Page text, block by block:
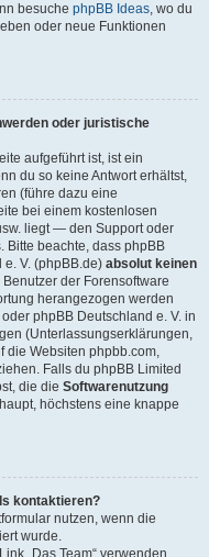
besuche phpBB Ideas, wo du
oder neue Funktionen
oder juristische
aufgeführt ist, ist ein
du so keine Antwort erhältst,
(führe dazu eine
bei einem kostenlosen
liegt — den Support oder
Bitte beachte, dass phpBB
V. (phpBB.de) absolut keinen
der Forensoftware
herangezogen werden
phpBB Deutschland e. V. in
(Unterlassungserklärungen,
die Websiten phpbb.com,
Falls du phpBB Limited
die die Softwarenutzung
höchstens eine knappe
kontaktieren?
nutzen, wenn die
wurde.
„Das Team“ verwenden.